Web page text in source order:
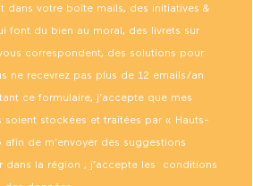
Souchez
ARGOS
réserve de patrimoine
dans votre boîte mails, des initiatives &
font du bien au moral, des livrets sur
correspondent, des solutions pour
ne recevrez pas plus de 12 emails/an
ce formulaire, j’accepte que mes
soient stockées et traitées par « Hauts-
afin de m’envoyer des suggestions
dans la région ; j’accepte les conditions